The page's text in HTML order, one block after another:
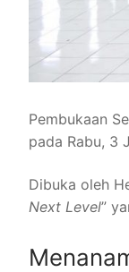
Pembukaan
pada Rabu, 3
Dibuka oleh
Next Level”